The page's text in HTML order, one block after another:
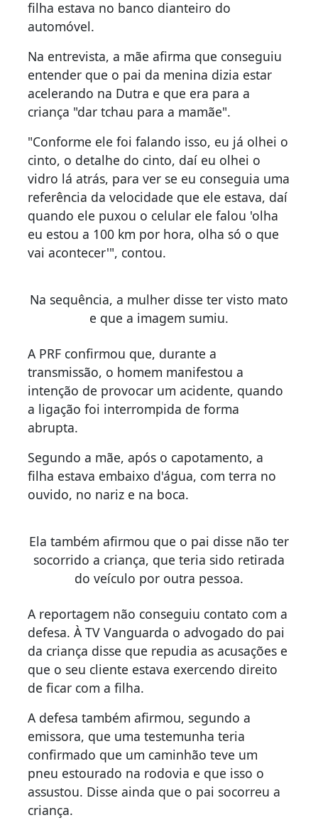
filha estava no banco dianteiro do
automóvel.
Na entrevista, a mãe afirma que conseguiu
entender que o pai da menina dizia estar
acelerando na Dutra e que era para a
criança "dar tchau para a mamãe".
"Conforme ele foi falando isso, eu já olhei o
cinto, o detalhe do cinto, daí eu olhei o
vidro lá atrás, para ver se eu conseguia uma
referência da velocidade que ele estava, daí
quando ele puxou o celular ele falou 'olha
eu estou a 100 km por hora, olha só o que
vai acontecer'", contou.
Na sequência, a mulher disse ter visto mato
e que a imagem sumiu.
A PRF confirmou que, durante a
transmissão, o homem manifestou a
intenção de provocar um acidente, quando
a ligação foi interrompida de forma
abrupta.
Segundo a mãe, após o capotamento, a
filha estava embaixo d'água, com terra no
ouvido, no nariz e na boca.
Ela também afirmou que o pai disse não ter
socorrido a criança, que teria sido retirada
do veículo por outra pessoa.
A reportagem não conseguiu contato com a
defesa. À TV Vanguarda o advogado do pai
da criança disse que repudia as acusações e
que o seu cliente estava exercendo direito
de ficar com a filha.
A defesa também afirmou, segundo a
emissora, que uma testemunha teria
confirmado que um caminhão teve um
pneu estourado na rodovia e que isso o
assustou. Disse ainda que o pai socorreu a
criança.